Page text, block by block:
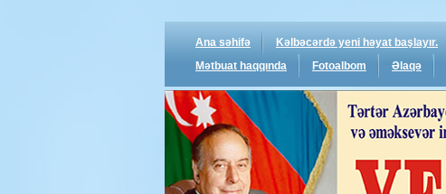
Ana səhifə Kəlbəcərdə yeni həyat başlayır.
Mətbuat haqqında
Fotoalbom Əlaqə